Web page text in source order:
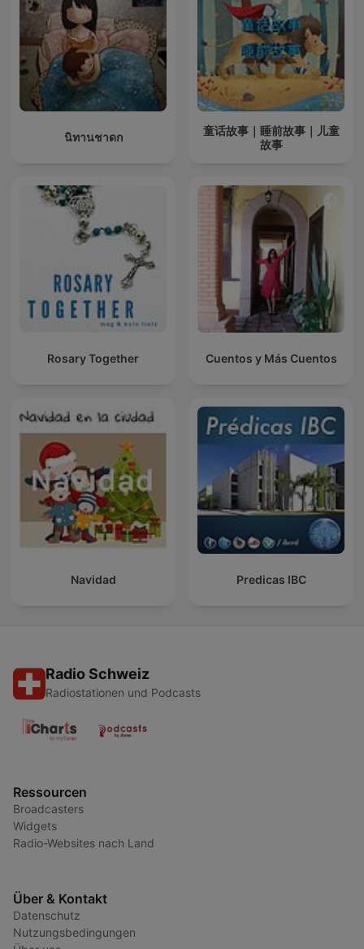
นิทานชาดก
童话故事｜睡前故事｜儿童
故事
Rosary Together Cuentos y Más Cuentos
Navidad Predicas IBC
Radio Schweiz
Radiostationen und Podcasts
Ressourcen
Broadcasters
Widgets
Radio-Websites nach Land
Über & Kontakt
Datenschutz
Nutzungsbedingungen